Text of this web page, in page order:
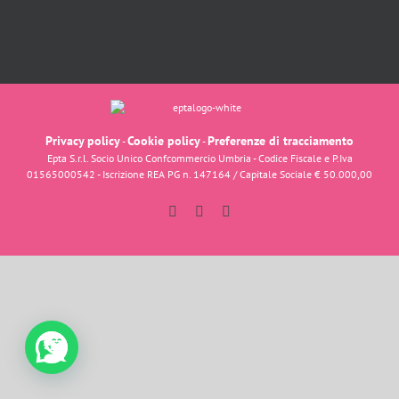
Privacy policy-Cookie policy-Preferenze di tracciamento
Epta S.r.l. Socio Unico Confcommercio Umbria - Codice Fiscale e P.Iva
01565000542 - Iscrizione REA PG n. 147164 / Capitale Sociale € 50.000,00
FacebookInstagram